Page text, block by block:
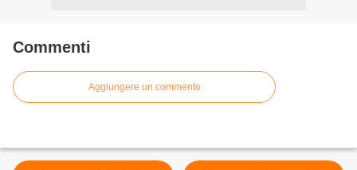
Commenti
Aggiungere un commento